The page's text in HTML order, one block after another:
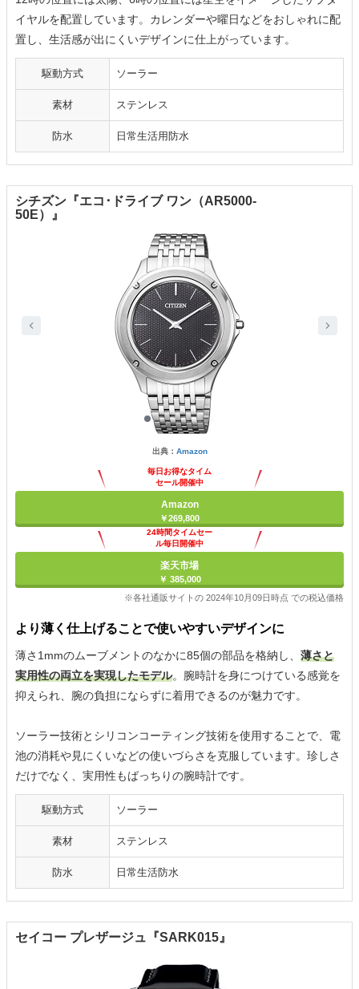
イヤルを配置しています。カレンダーや曜日などをおしゃれに配
置し、生活感が出にくいデザインに仕上がっています。
駆動方式 ソーラー
素材 ステンレス
防水 日常生活用防水
シチズン『エコ･ドライブ ワン（AR5000-
50E）』
出典： Amazon
毎日お得なタイム
セール開催中
Amazon
￥269,800
24時間タイムセー
ル毎日開催中
楽天市場
￥ 385,000
※各社通販サイトの 2024年10月09日時点 での税込価格
より薄く仕上げることで使いやすいデザインに
薄さ1mmのムーブメントのなかに85個の部品を格納し、 薄さと
実用性の両立を実現したモデル。腕時計を身につけている感覚を
抑えられ、腕の負担にならずに着用できるのが魅力です。
ソーラー技術とシリコンコーティング技術を使用することで、電
池の消耗や見にくいなどの使いづらさを克服しています。珍しさ
だけでなく、実用性もばっちりの腕時計です。
駆動方式 ソーラー
素材 ステンレス
防水 日常生活防水
セイコー プレザージュ『SARK015』